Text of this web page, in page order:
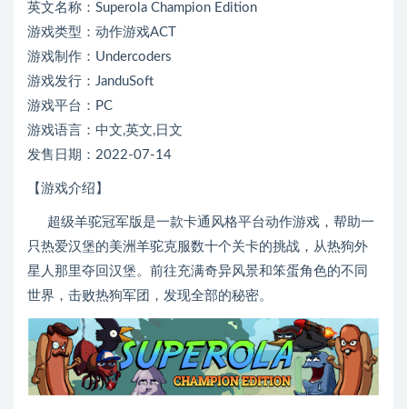
英文名称：Superola Champion Edition
游戏类型：动作游戏ACT
游戏制作：Undercoders
游戏发行：JanduSoft
游戏平台：PC
游戏语言：中文,英文,日文
发售日期：2022-07-14
【游戏介绍】
超级羊驼冠军版是一款卡通风格平台动作游戏，帮助一
只热爱汉堡的美洲羊驼克服数十个关卡的挑战，从热狗外
星人那里夺回汉堡。前往充满奇异风景和笨蛋角色的不同
世界，击败热狗军团，发现全部的秘密。